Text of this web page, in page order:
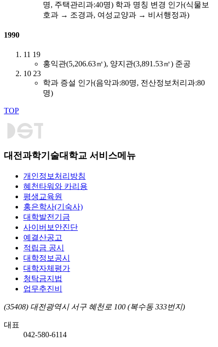
명, 주택관리과:40명) 학과 명칭 변경 인가(식물보
호과 → 조경과, 여성교양과 → 비서행정과)
1990
11 19
홍익관(5,206.63㎡), 양지관(3,891.53㎡) 준공
10 23
학과 증설 인가(음악과:80명, 전산정보처리과:80
명)
TOP
대전과학기술대학교 서비스메뉴
개인정보처리방침
혜천타워와 카리용
평생교육원
홍은학사(기숙사)
대학발전기금
사이버보안진단
예결산공고
적립금 공시
대학정보공시
대학자체평가
청탁금지법
업무추진비
(35408) 대전광역시 서구 혜천로 100 (복수동 333번지)
대표
042-580-6114